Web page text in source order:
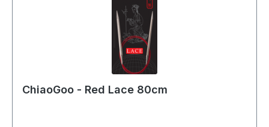
ChiaoGoo - Red Lace 80cm